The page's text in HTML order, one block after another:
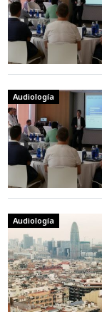
Audiología
Audiología